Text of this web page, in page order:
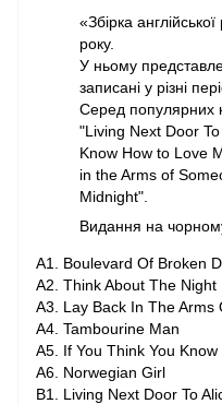
«Збірка
року.
У ньому
записані у різні
Серед популярних
"Living Next Door
Know How to Love
in the Arms of
Midnight".
Видання на чорному
A1. Boulevard Of Broken
A2. Think About The Night
A3. Lay Back In The Arms
A4. Tambourine Man
A5. If You Think You
A6. Norwegian Girl
B1. Living Next Door To